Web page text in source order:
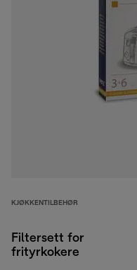
KJØKKENTILBEHØR
Filtersett for
frityrkokere